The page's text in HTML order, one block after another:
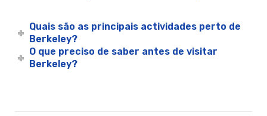
Comodoro
Imperatriz Hornblower
Trompeteiro do Pacífico
Quais são as principais actividades perto de
Berkeley?
O que preciso de saber antes de visitar
Berkeley?